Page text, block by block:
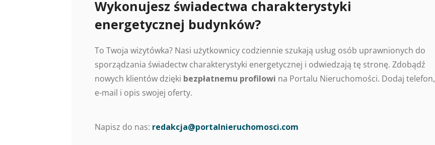
Wykonujesz świadectwa charakterystyki
energetycznej budynków?
To Twoja wizytówka? Nasi użytkownicy codziennie szukają usług osób uprawnionych do
sporządzania świadectw charakterystyki energetycznej i odwiedzają tę stronę. Zdobądź
nowych klientów dzięki bezpłatnemu profilowi na Portalu Nieruchomości. Dodaj telefon,
e-mail i opis swojej oferty.
Napisz do nas: redakcja@portalnieruchomosci.com